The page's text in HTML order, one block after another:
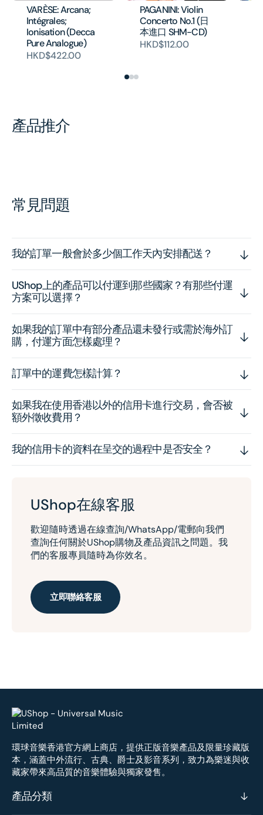
VARÈSE: Arcana;
Intégrales;
Ionisation (Decca
Pure Analogue)
HKD$422.00
PAGANINI: Violin
Concerto No.1 (日
本進口 SHM-CD)
HKD$112.00
產品推介
常見問題
我的訂單一般會於多少個工作天內安排配送？
UShop上的產品可以付運到那些國家？有那些付運
方案可以選擇？
如果我的訂單中有部分產品還未發行或需於海外訂
購，付運方面怎樣處理？
訂單中的運費怎樣計算？
如果我在使用香港以外的信用卡進行交易，會否被
額外徵收費用？
我的信用卡的資料在呈交的過程中是否安全？
UShop在線客服
歡迎隨時透過在線查詢/WhatsApp/電郵向我們
查詢任何關於UShop購物及產品資訊之問題。我
們的客服專員隨時為你效名。
立即聯絡客服
環球音樂香港官方網上商店，提供正版音樂產品及限量珍藏版
本，涵蓋中外流行、古典、爵士及影音系列，致力為樂迷與收
藏家帶來高品質的音樂體驗與獨家發售。
產品分類